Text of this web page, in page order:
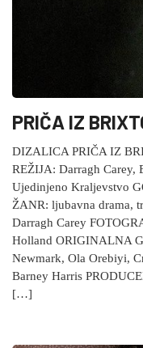
PRIČA IZ
DIZALICA PRIČA IZ
REŽIJA: Darragh Carey,
Ujedinjeno Kraljevstvo
ŽANR: ljubavna drama,
Darragh Carey
Holland ORIGINALNA
Newmark, Ola Orebiyi,
Barney Harris
[…]